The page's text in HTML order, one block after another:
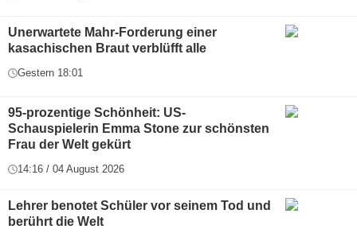
Unerwartete Mahr-Forderung einer
kasachischen Braut verblüfft alle
Gestern 18:01
95-prozentige Schönheit: US-
Schauspielerin Emma Stone zur schönsten
Frau der Welt gekürt
14:16 / 04 August 2026
Lehrer benotet Schüler vor seinem Tod und
berührt die Welt